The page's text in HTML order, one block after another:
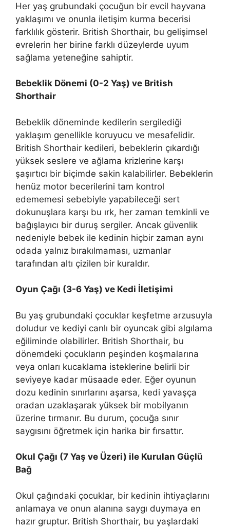
Her yaş grubundaki çocuğun bir evcil hayvana
yaklaşımı ve onunla iletişim kurma becerisi
farklılık gösterir. British Shorthair, bu gelişimsel
evrelerin her birine farklı düzeylerde uyum
sağlama yeteneğine sahiptir.
Bebeklik Dönemi (0-2 Yaş) ve British
Shorthair
Bebeklik döneminde kedilerin sergilediği
yaklaşım genellikle koruyucu ve mesafelidir.
British Shorthair kedileri, bebeklerin çıkardığı
yüksek seslere ve ağlama krizlerine karşı
şaşırtıcı bir biçimde sakin kalabilirler. Bebeklerin
henüz motor becerilerini tam kontrol
edememesi sebebiyle yapabileceği sert
dokunuşlara karşı bu ırk, her zaman temkinli ve
bağışlayıcı bir duruş sergiler. Ancak güvenlik
nedeniyle bebek ile kedinin hiçbir zaman aynı
odada yalnız bırakılmaması, uzmanlar
tarafından altı çizilen bir kuraldır.
Oyun Çağı (3-6 Yaş) ve Kedi İletişimi
Bu yaş grubundaki çocuklar keşfetme arzusuyla
doludur ve kediyi canlı bir oyuncak gibi algılama
eğiliminde olabilirler. British Shorthair, bu
dönemdeki çocukların peşinden koşmalarına
veya onları kucaklama isteklerine belirli bir
seviyeye kadar müsaade eder. Eğer oyunun
dozu kedinin sınırlarını aşarsa, kedi yavaşça
oradan uzaklaşarak yüksek bir mobilyanın
üzerine tırmanır. Bu durum, çocuğa sınır
saygısını öğretmek için harika bir fırsattır.
Okul Çağı (7 Yaş ve Üzeri) ile Kurulan Güçlü
Bağ
Okul çağındaki çocuklar, bir kedinin ihtiyaçlarını
anlamaya ve onun alanına saygı duymaya en
hazır gruptur. British Shorthair, bu yaşlardaki